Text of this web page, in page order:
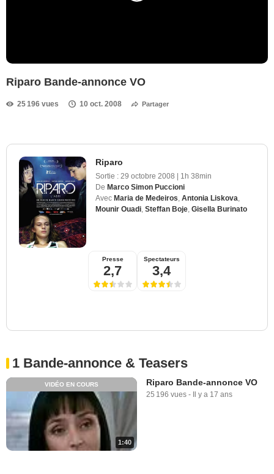
Riparo Bande-annonce VO
25 196 vues 10 oct. 2008 Partager
Riparo
Sortie : 29 octobre 2008 | 1h 38min
De Marco Simon Puccioni
Avec Maria de Medeiros Antonia Liskova
Mounir Ouadi Steffan Boje Gisella Burinato
Presse
2,7
Spectateurs
3,4
1 Bande-annonce & Teasers
1:40
VIDÉO EN COURS Riparo Bande-annonce VO
25 196 vues - Il y a 17 ans